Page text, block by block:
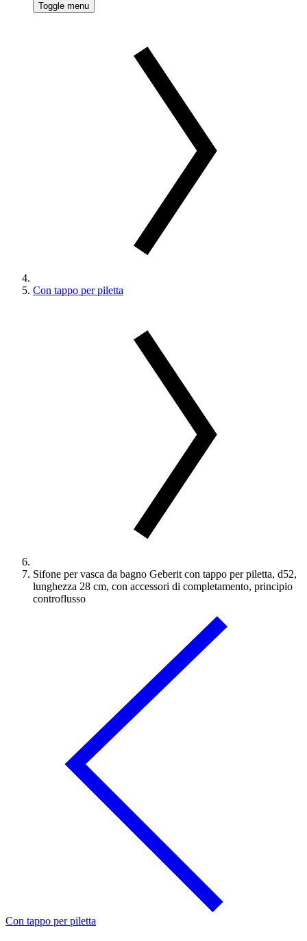
Toggle menu
Con tappo per piletta
Sifone per vasca da bagno Geberit con tappo per piletta, d52,
lunghezza 28 cm, con accessori di completamento, principio
controflusso
Con tappo per piletta